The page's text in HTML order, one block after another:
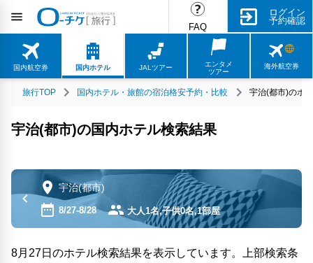
FAQ
ログイン
予約確認
国内航空券 国内ホテル JALツアー
エンタメ
ツアー
海外航空券
旅行TOP 国内ホテル・旅館の宿泊格安予約・比較 宇治(都市)のホ
宇治(都市)の国内ホテル検索結果
宇治(都市)
8/27-8/28 大人1名,子供0名,1部屋
8月27日のホテル検索結果を表示しています。上部検索条